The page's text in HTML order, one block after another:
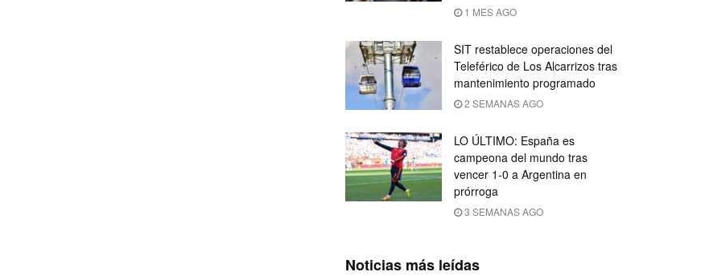
1 MES AGO
SIT restablece operaciones del
Teleférico de Los Alcarrizos tras
mantenimiento programado
2 SEMANAS AGO
LO ÚLTIMO: España es
campeona del mundo tras
vencer 1-0 a Argentina en
prórroga
3 SEMANAS AGO
Noticias más leídas